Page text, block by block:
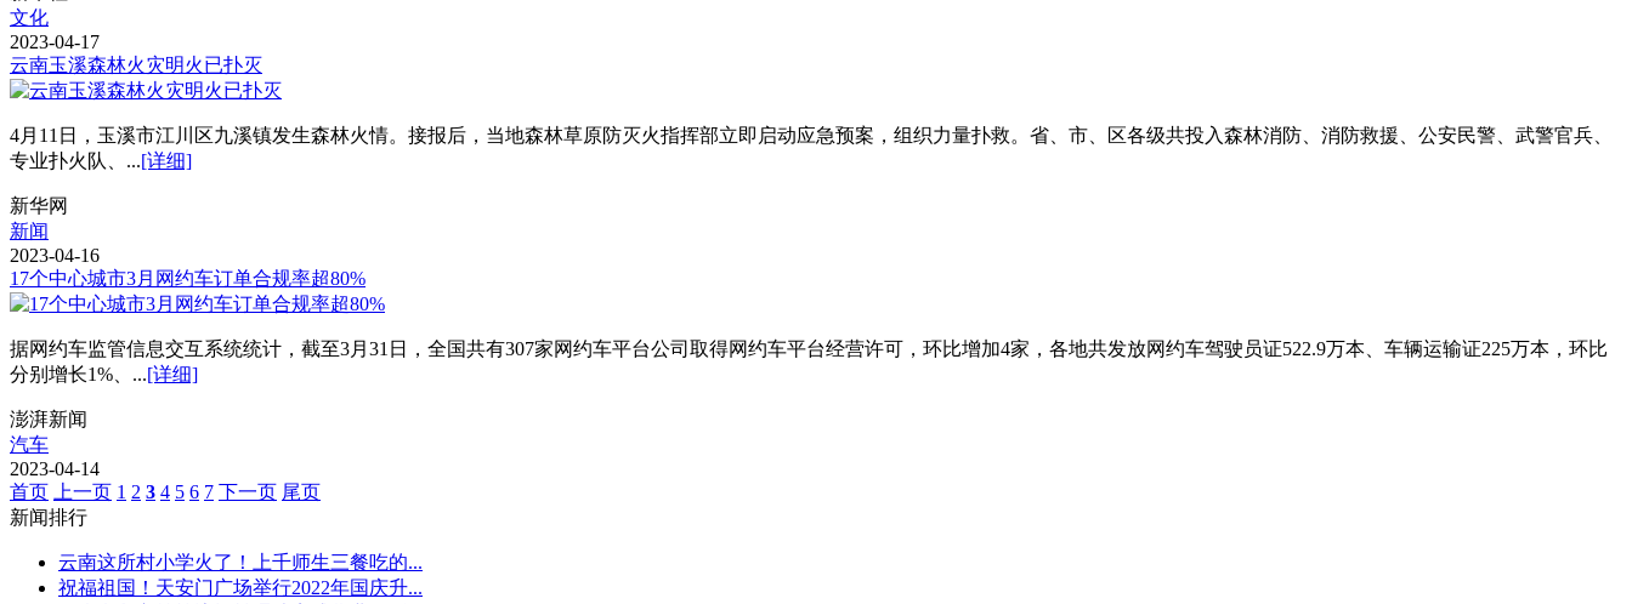
文化
2023-04-17
云南玉溪森林火灾明火已扑灭
4月11日，玉溪市江川区九溪镇发生森林火情。接报后，当地森林草原防灭火指挥部立即启动应急预案，组织力量扑救。省、市、区各级共投入森林消防、消防救援、公安民警、武警官兵、
专业扑火队、...[详细]
新华网
新闻
2023-04-16
17个中心城市3月网约车订单合规率超80%
据网约车监管信息交互系统统计，截至3月31日，全国共有307家网约车平台公司取得网约车平台经营许可，环比增加4家，各地共发放网约车驾驶员证522.9万本、车辆运输证225万本，环比
分别增长1%、...[详细]
澎湃新闻
汽车
2023-04-14
首页
上一页 1 2 3 4 5 6 7 下一页 尾页
新闻排行
云南这所村小学火了！上千师生三餐吃的...
祝福祖国！天安门广场举行2022年国庆升...